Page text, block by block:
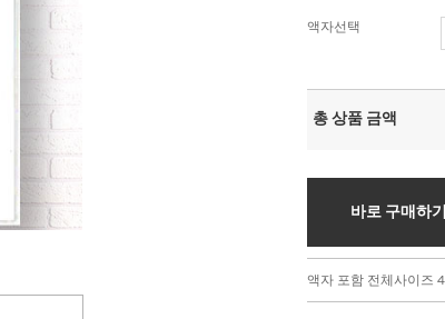
액자선택
총 상품 금액
바로 구매하
액자 포함 전체사이즈